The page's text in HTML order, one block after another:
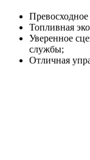
Топливная
Уверенное
службы;
Отличная